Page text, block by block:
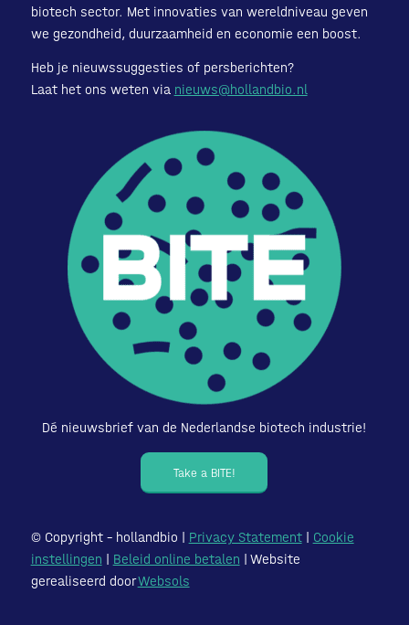
biotech sector. Met innovaties van wereldniveau geven
we gezondheid, duurzaamheid en economie een boost.
Heb je nieuwssuggesties of persberichten?
Laat het ons weten via nieuws@hollandbio.nl
Dé nieuwsbrief van de Nederlandse biotech industrie!
Take a BITE!
© Copyright – hollandbio | Privacy Statement| Cookie
instellingen | Beleid online betalen | Website
gerealiseerd doorWebsols